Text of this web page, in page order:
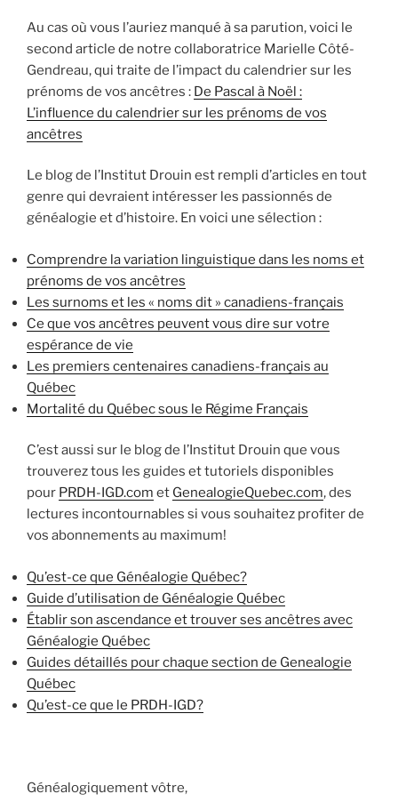
Au cas où vous l’auriez manqué à sa parution, voici le
second article de notre collaboratrice Marielle Côté-
Gendreau, qui traite de l’impact du calendrier sur les
prénoms de vos ancêtres : De Pascal à Noël :
L’influence du calendrier sur les prénoms de vos
ancêtres
Le blog de l’Institut Drouin est rempli d’articles en tout
genre qui devraient intéresser les passionnés de
généalogie et d’histoire. En voici une sélection :
Comprendre la variation linguistique dans les noms et
prénoms de vos ancêtres
Les surnoms et les « noms dit » canadiens-français
Ce que vos ancêtres peuvent vous dire sur votre
espérance de vie
Les premiers centenaires canadiens-français au
Québec
Mortalité du Québec sous le Régime Français
C’est aussi sur le blog de l’Institut Drouin que vous
trouverez tous les guides et tutoriels disponibles
pour PRDH-IGD.com et GenealogieQuebec.com, des
lectures incontournables si vous souhaitez profiter de
vos abonnements au maximum!
Qu’est-ce que Généalogie Québec?
Guide d’utilisation de Généalogie Québec
Établir son ascendance et trouver ses ancêtres avec
Généalogie Québec
Guides détaillés pour chaque section de Genealogie
Québec
Qu’est-ce que le PRDH-IGD?
Généalogiquement vôtre,